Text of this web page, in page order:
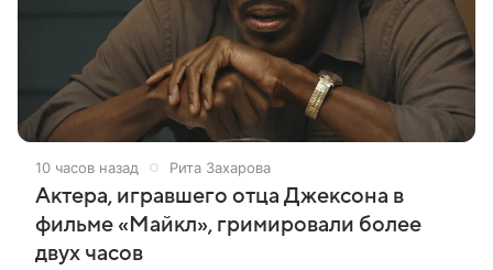
10 часов назад Рита Захарова
Актера, игравшего отца Джексона в
фильме «Майкл», гримировали более
двух часов